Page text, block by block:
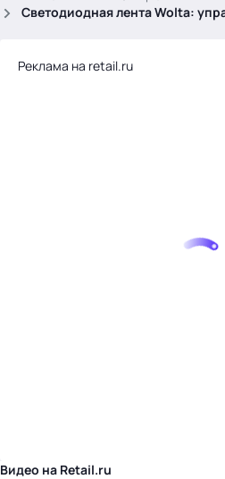
Светодиодная лента Wolta:
Реклама на retail.ru
Видео на Retail.ru